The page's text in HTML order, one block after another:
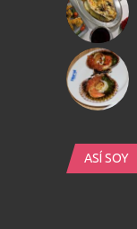
ASÍ SOY